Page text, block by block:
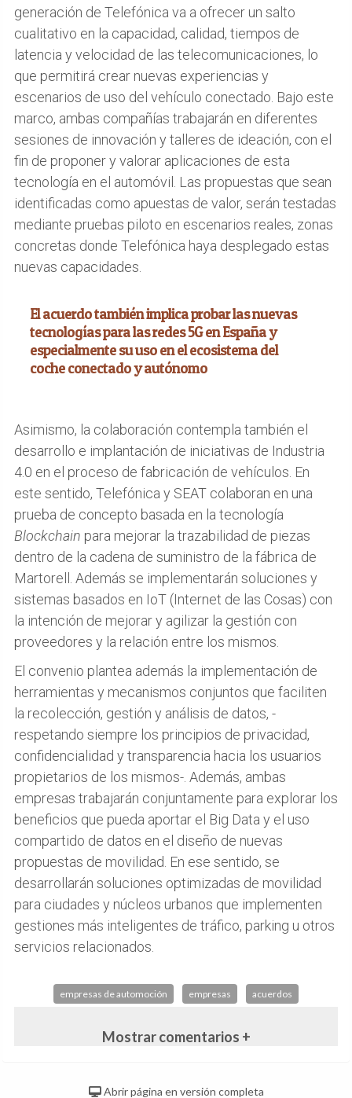
generación de Telefónica va a ofrecer un salto
cualitativo en la capacidad, calidad, tiempos de
latencia y velocidad de las telecomunicaciones, lo
que permitirá crear nuevas experiencias y
escenarios de uso del vehículo conectado. Bajo este
marco, ambas compañías trabajarán en diferentes
sesiones de innovación y talleres de ideación, con el
fin de proponer y valorar aplicaciones de esta
tecnología en el automóvil. Las propuestas que sean
identificadas como apuestas de valor, serán testadas
mediante pruebas piloto en escenarios reales, zonas
concretas donde Telefónica haya desplegado estas
nuevas capacidades.
El acuerdo también implica probar las nuevas
tecnologías para las redes 5G en España y
especialmente su uso en el ecosistema del
coche conectado y autónomo
Asimismo, la colaboración contempla también el
desarrollo e implantación de iniciativas de Industria
4.0 en el proceso de fabricación de vehículos. En
este sentido, Telefónica y SEAT colaboran en una
prueba de concepto basada en la tecnología
Blockchain para mejorar la trazabilidad de piezas
dentro de la cadena de suministro de la fábrica de
Martorell. Además se implementarán soluciones y
sistemas basados en IoT (Internet de las Cosas) con
la intención de mejorar y agilizar la gestión con
proveedores y la relación entre los mismos.
El convenio plantea además la implementación de
herramientas y mecanismos conjuntos que faciliten
la recolección, gestión y análisis de datos, -
respetando siempre los principios de privacidad,
confidencialidad y transparencia hacia los usuarios
propietarios de los mismos-. Además, ambas
empresas trabajarán conjuntamente para explorar los
beneficios que pueda aportar el Big Data y el uso
compartido de datos en el diseño de nuevas
propuestas de movilidad. En ese sentido, se
desarrollarán soluciones optimizadas de movilidad
para ciudades y núcleos urbanos que implementen
gestiones más inteligentes de tráfico, parking u otros
servicios relacionados.
empresas de automoción empresas acuerdos
Mostrar comentarios +
Abrir página en versión completa